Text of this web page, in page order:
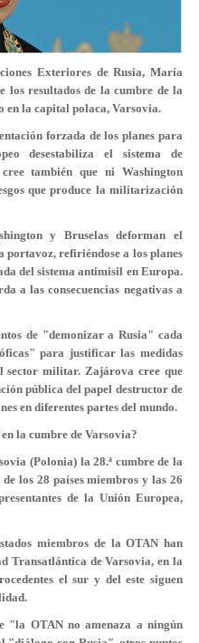
Exteriores de Rusia, María
los resultados de la cumbre de la
en la capital polaca, Varsovia.
forzada de los planes para
desestabiliza el sistema de
también que ni Washington
que produce la militarización
y Bruselas deforman el
portavoz, refiriéndose a los planes
del sistema antimisil en Europa.
a las consecuencias negativas a
de "demonizar a Rusia" cada
para justificar las medidas
sector militar. Zajárova cree que
pública del papel destructor de
en diferentes partes del mundo.
la cumbre de Varsovia?
(Polonia) la 28.ª cumbre de la
los 28 países miembros y las 26
de la Unión Europea,
miembros de la OTAN han
Transatlántica de Varsovia, en la
el sur y del este siguen
"la OTAN no amenaza a ningún